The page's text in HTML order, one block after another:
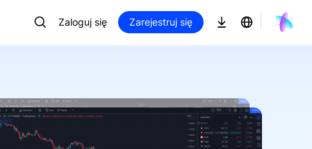
Zaloguj się Zarejestruj się